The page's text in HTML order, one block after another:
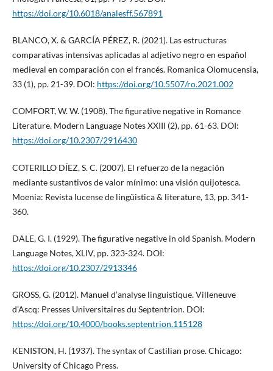
https://doi.org/10.6018/analesff.567891
BLANCO, X. & GARCÍA PÉREZ, R. (2021). Las estructuras
comparativas intensivas aplicadas al adjetivo negro en español
medieval en comparación con el francés. Romanica Olomucensia,
33 (1), pp. 21-39. DOI: https://doi.org/10.5507/ro.2021.002
COMFORT, W. W. (1908). The figurative negative in Romance
Literature. Modern Language Notes XXIII (2), pp. 61-63. DOI:
https://doi.org/10.2307/2916430
COTERILLO DÍEZ, S. C. (2007). El refuerzo de la negación
mediante sustantivos de valor mínimo: una visión quijotesca.
Moenia: Revista lucense de lingüistica & literature, 13, pp. 341-
360.
DALE, G. I. (1929). The figurative negative in old Spanish. Modern
Language Notes, XLIV, pp. 323-324. DOI:
https://doi.org/10.2307/2913346
GROSS, G. (2012). Manuel d’analyse linguistique. Villeneuve
d’Ascq: Presses Universitaires du Septentrion. DOI:
https://doi.org/10.4000/books.septentrion.115128
KENISTON, H. (1937). The syntax of Castilian prose. Chicago:
University of Chicago Press.